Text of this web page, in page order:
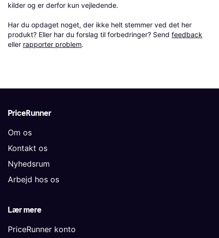
kilder og er derfor kun vejledende.
Har du opdaget noget, der ikke helt stemmer ved det her
produkt? Eller har du forslag til forbedringer? Send feedback
eller rapporter problem.
PriceRunner
Om os
Kontakt os
Nyhedsrum
Arbejd hos os
Lær mere
PriceRunner konto